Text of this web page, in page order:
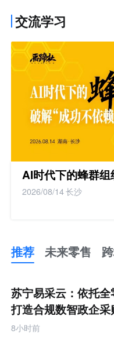
交流学习
AI时代下的蜂群
2026/08/14长沙
推荐 未来零售
未
来
零
售
跨
境
苏宁易采云：依托全
打造合规数智政企
台
8小时前